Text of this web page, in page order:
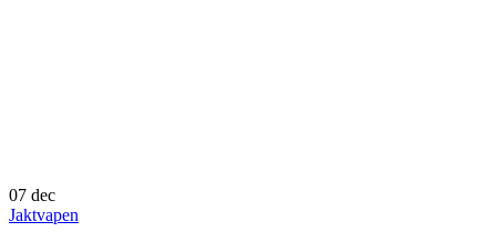
07 dec
Jaktvapen